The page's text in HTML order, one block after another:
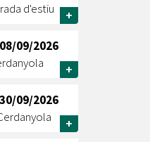
d'estiu
+
08/09/2026
+
30/09/2026
+